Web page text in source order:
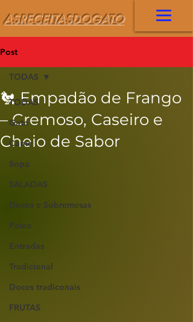
ASRECEITASDOGATO
Post
TODAS
Gato
Carne
Sopa
SALADAS
Doces e Sobremesas
Peixe
Entradas
Tradicional
Doces tradiconais
FRUTAS
TODAS
🐔 Empadão de Frango
– Cremoso, Caseiro e
Cheio de Sabor